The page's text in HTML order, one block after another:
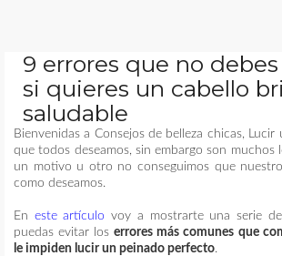
MAQUILLAJE
REMEDIOS CASEROS
9 errores que no
si quieres un cabello
saludable
Bienvenidas a Consejos de belleza chicas, Lucir
que todos deseamos, sin embargo son muchos
un motivo u otro no conseguimos que
como deseamos.
En este artículo voy a mostrarte una serie
puedas evitar loserrores más comunes que
le impiden lucir un peinado perfecto.